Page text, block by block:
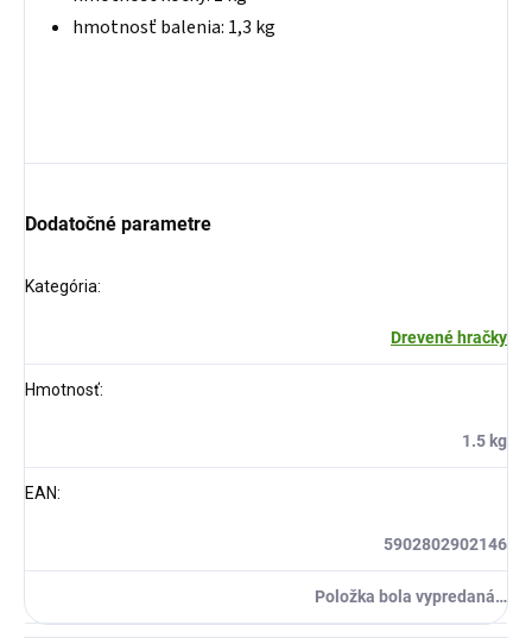
hmotnosť balenia: 1,3 kg
Dodatočné parametre
Kategória:
Drevené hračky
Hmotnosť:
1.5 kg
EAN:
5902802902146
Položka bola vypredaná…